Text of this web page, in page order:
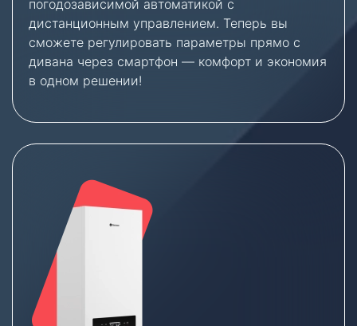
погодозависимой автоматикой с
дистанционным управлением. Теперь вы
сможете регулировать параметры прямо с
дивана через смартфон — комфорт и экономия
в одном решении!